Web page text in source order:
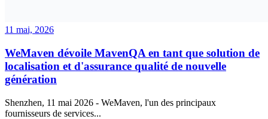
11 mai, 2026
WeMaven dévoile MavenQA en tant que solution de
localisation et d'assurance qualité de nouvelle
génération
Shenzhen, 11 mai 2026 - WeMaven, l'un des principaux
fournisseurs de services...